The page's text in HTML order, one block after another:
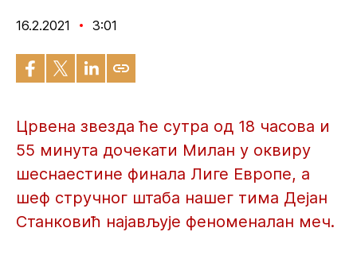
16.2.2021 3:01
Црвена звезда ће сутра од 18 часова и
55 минута дочекати Милан у оквиру
шеснаестине финала Лиге Европе, а
шеф стручног штаба нашег тима Дејан
Станковић најављује феноменалан меч.